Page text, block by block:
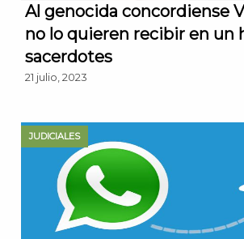
Al genocida concordiense
no lo quieren recibir en un
sacerdotes
21 julio, 2023
JUDICIALES